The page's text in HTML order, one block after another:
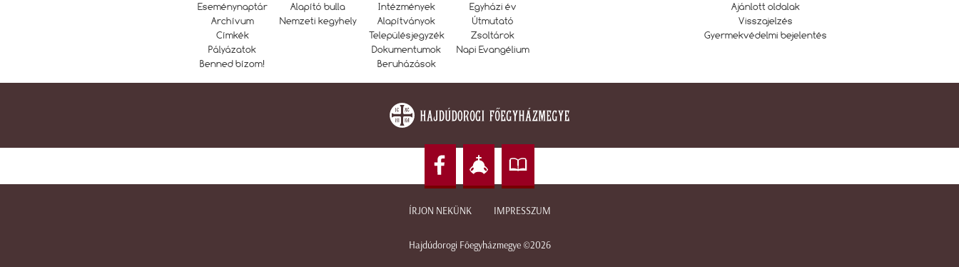
Eseménynaptár
Archívum
Címkék
Pályázatok
Benned bízom!
Alapító bulla
Nemzeti kegyhely
Intézmények
Alapítványok
Településjegyzék
Dokumentumok
Beruházások
Egyházi év
Útmutató
Zsoltárok
Napi Evangélium
Ajánlott oldalak
Visszajelzés
Gyermekvédelmi bejelentés
ÍRJON NEKÜNK IMPRESSZUM
Hajdúdorogi Főegyházmegye ©2026